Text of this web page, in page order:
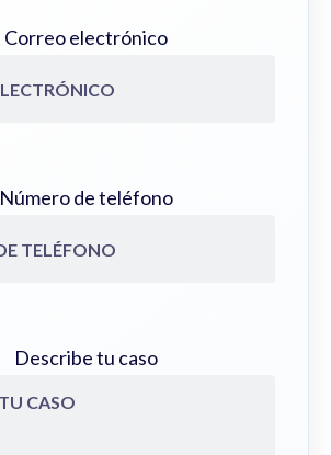
Correo electrónico
Número de teléfono
Describe tu caso